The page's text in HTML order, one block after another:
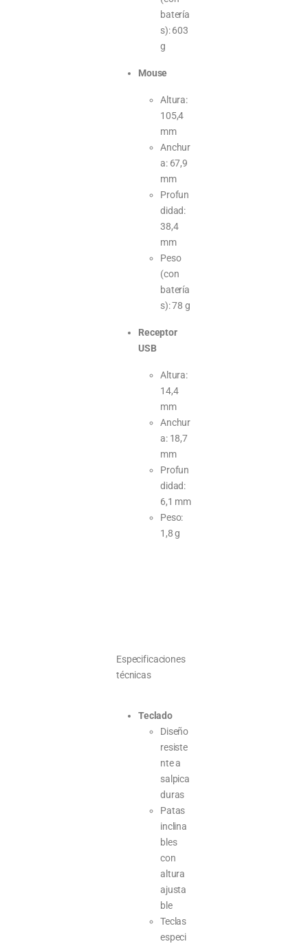
batería
s): 603
g
Mouse
Altura:
105,4
mm
Anchur
a: 67,9
mm
Profun
didad:
38,4
mm
Peso
(con
batería
s): 78 g
Receptor
USB
Altura:
14,4
mm
Anchur
a: 18,7
mm
Profun
didad:
6,1 mm
Peso:
1,8 g
Especificaciones
técnicas
Teclado
Diseño
resiste
nte a
salpica
duras
Patas
inclina
bles
con
altura
ajusta
ble
Teclas
especi